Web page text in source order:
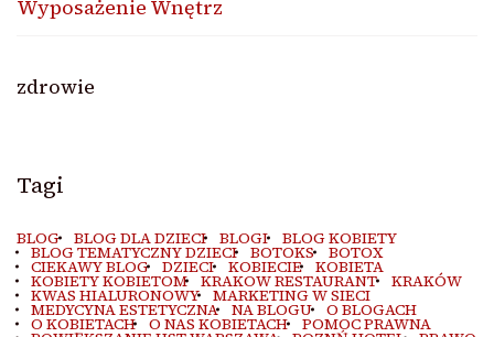
Wyposażenie Wnętrz
zdrowie
Tagi
BLOG BLOG DLA DZIECI BLOGI BLOG KOBIETY
BLOG TEMATYCZNY DZIECI BOTOKS BOTOX
CIEKAWY BLOG DZIECI KOBIECIE KOBIETA
KOBIETY KOBIETOM KRAKOW RESTAURANT KRAKÓW
KWAS HIALURONOWY MARKETING W SIECI
MEDYCYNA ESTETYCZNA NA BLOGU O BLOGACH
O KOBIETACH O NAS KOBIETACH POMOC PRAWNA